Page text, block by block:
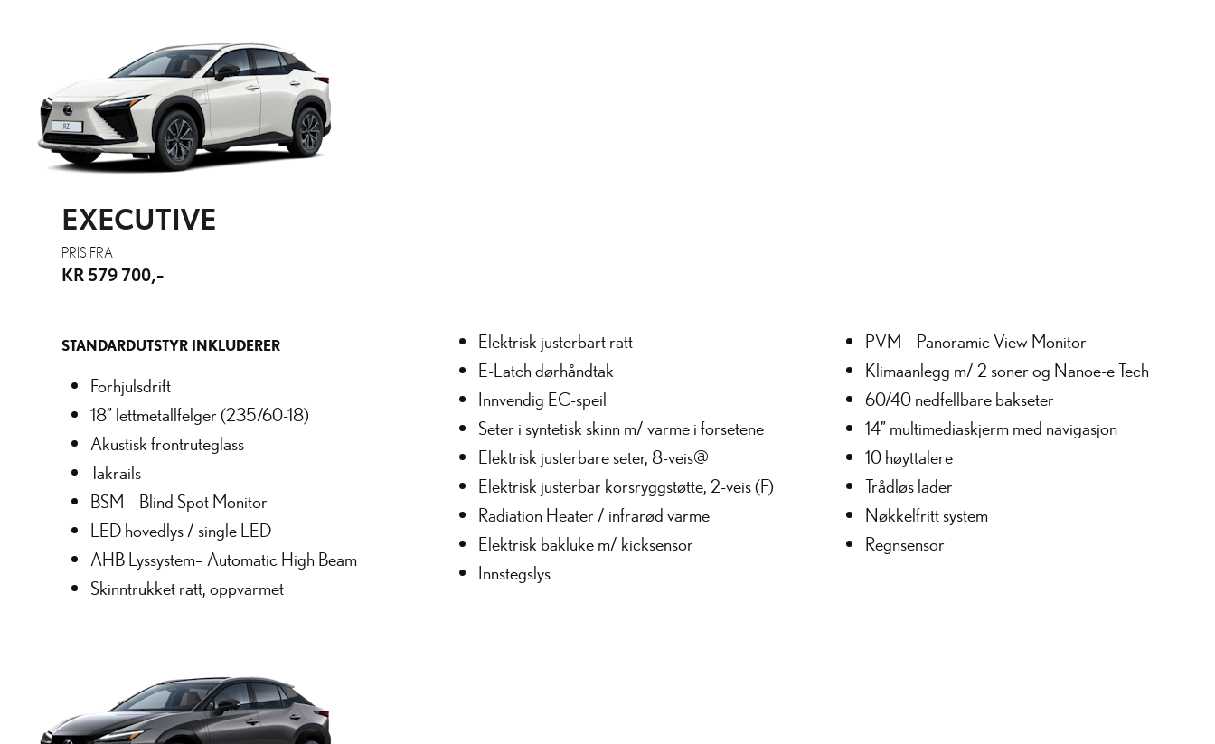
EXECUTIVE
PRIS FRA
KR 579 700,-
STANDARDUTSTYR INKLUDERER
Forhjulsdrift
18” lettmetallfelger (235/60-18)
Akustisk frontruteglass
Takrails
BSM – Blind Spot Monitor
LED hovedlys / single LED
AHB Lyssystem– Automatic High Beam
Skinntrukket ratt, oppvarmet
Elektrisk justerbart ratt
E-Latch dørhåndtak
Innvendig EC-speil
Seter i syntetisk skinn m/ varme i forsetene
Elektrisk justerbare seter, 8-veis@
Elektrisk justerbar korsryggstøtte, 2-veis (F)
Radiation Heater / infrarød varme
Elektrisk bakluke m/ kicksensor
Innstegslys
PVM – Panoramic View Monitor
Klimaanlegg m/ 2 soner og Nanoe-e Tech
60/40 nedfellbare bakseter
14” multimediaskjerm med navigasjon
10 høyttalere
Trådløs lader
Nøkkelfritt system
Regnsensor